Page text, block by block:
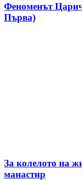
Феноменът
Първа)
За колелото на
манастир